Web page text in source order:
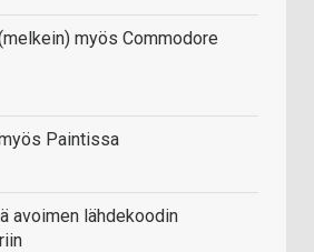
myös Commodore
Paintissa
avoimen lähdekoodin